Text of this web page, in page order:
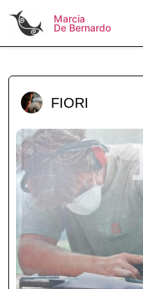
Marcia
De Bernardo
FIORI